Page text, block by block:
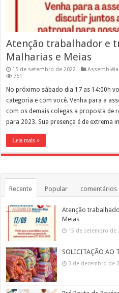
Atenção trabalhador e
Malharias e Meias
15 de setembro de 2022 Assembléia
751
No próximo sábado dia 17 as 14:00h
categoria e com você. Venha para a
com os demais colegas a proposta de
para 2023. Sua presença é de extrema
Leia mais »
Recente Popular comentários
Atenção
Meias
15 de setembro de
SOLICITAÇÃO AO
3 de dezembro de